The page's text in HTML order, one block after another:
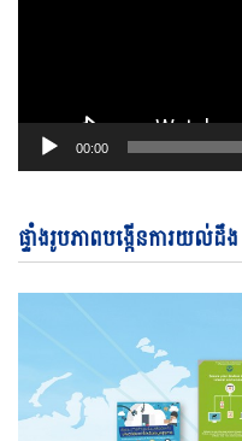
00:00
ផ្ទាំងរូបភាពបង្កើនការយល់ដឹង